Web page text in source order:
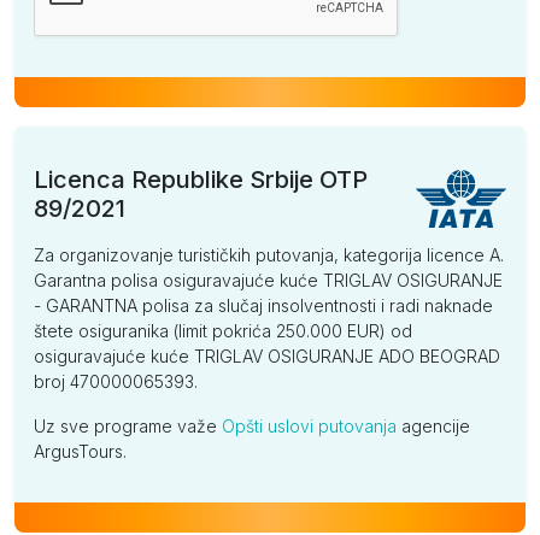
Licenca Republike Srbije OTP
89/2021
Za organizovanje turističkih putovanja, kategorija licence A.
Garantna polisa osiguravajuće kuće TRIGLAV OSIGURANJE
- GARANTNA polisa za slučaj insolventnosti i radi naknade
štete osiguranika (limit pokrića 250.000 EUR) od
osiguravajuće kuće TRIGLAV OSIGURANJE ADO BEOGRAD
broj 470000065393.
Uz sve programe važe Opšti uslovi putovanja agencije
ArgusTours.